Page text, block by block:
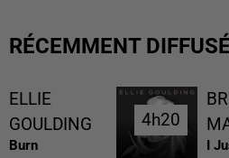
RÉCEMMENT DIFFUSÉ
ELLIE
GOULDING
Burn
4h20
4h20
I